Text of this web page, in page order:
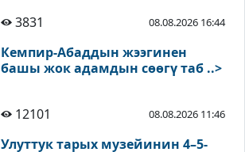
3831 08.08.2026 16:44
Кемпир-Абаддын жээгинен
башы жок адамдын сөөгү таб ..>
12101 08.08.2026 11:46
Улуттук тарых музейинин 4–5-